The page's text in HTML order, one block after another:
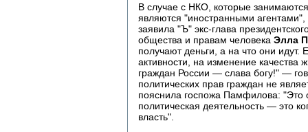
В случае с НКО, которые
являются "иностранными
заявила "Ъ" экс-глава
общества и правам человека Элла
получают деньги, а на что они
активности, на изменение качества
граждан России — слава богу!" —
политических прав граждан не
пояснила госпожа Памфилова: "Это
политическая деятельность — это
власть".